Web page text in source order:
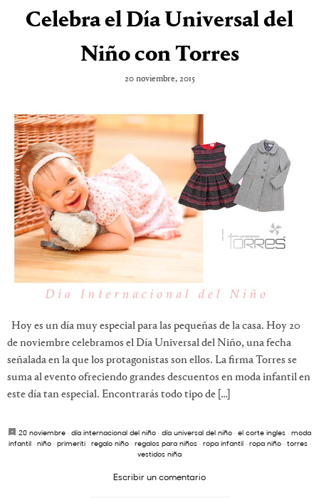
Celebra el Día Universal del
Niño con Torres
20 noviembre, 2015
Hoy es un día muy especial para las pequeñas de la casa. Hoy 20
de noviembre celebramos el Día Universal del Niño, una fecha
señalada en la que los protagonistas son ellos. La firma Torres se
suma al evento ofreciendo grandes descuentos en moda infantil en
este día tan especial. Encontrarás todo tipo de […]
20 noviembre · día internacional del niño · día universal del niño · el corte ingles · moda
infantil· niño· primeriti· regalo niño· regalos para niños· ropa infantil· ropa niño· torres·
vestidos niña
Escribir un comentario